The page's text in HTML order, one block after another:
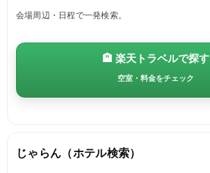
会場周辺・日程で一発検索。
🏨 楽天トラベルで探す
空室・料金をチェック
じゃらん（ホテル検索）